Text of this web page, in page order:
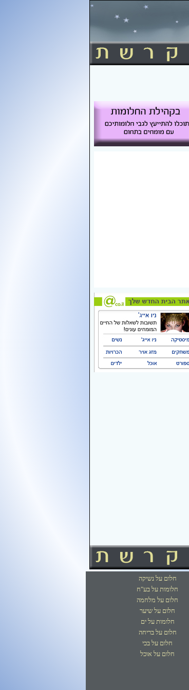
חלום על נשיקה
חלומות על בע"ח
חלום על מלחמה
חלום על שיער
חלומות על ים
חלום על בריחה
חלום על בכי
חלום על אוכל